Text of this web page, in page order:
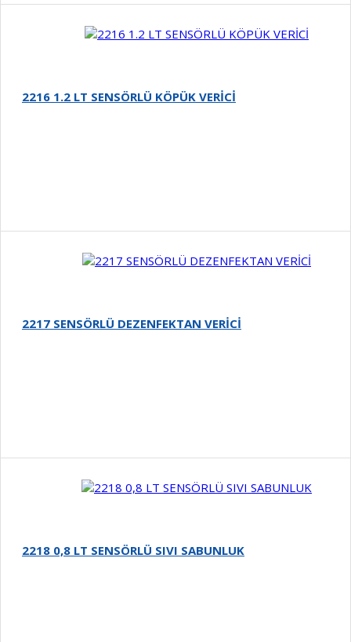
2216 1.2 LT SENSÖRLÜ KÖPÜK VERİCİ
2217 SENSÖRLÜ DEZENFEKTAN VERİCİ
2218 0,8 LT SENSÖRLÜ SIVI SABUNLUK